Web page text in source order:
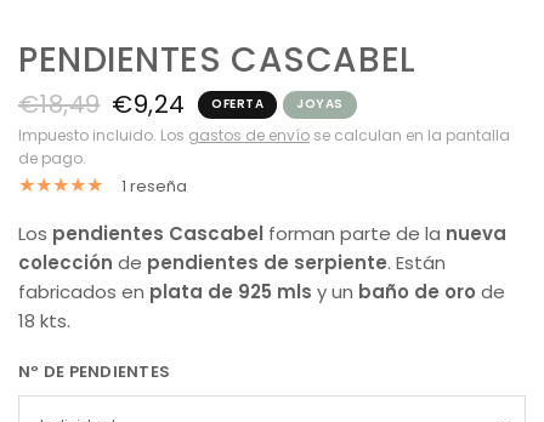
PENDIENTES CASCABEL
€18,49 €9,24 OFERTA JOYAS
Impuesto incluido. Los gastos de envío se calculan en la pantalla
de pago.
1 reseña
Los pendientes Cascabel forman parte de la nueva
colección de pendientes de serpiente. Están
fabricados en plata de 925 mls y un baño de oro de
18 kts.
Nº DE PENDIENTES